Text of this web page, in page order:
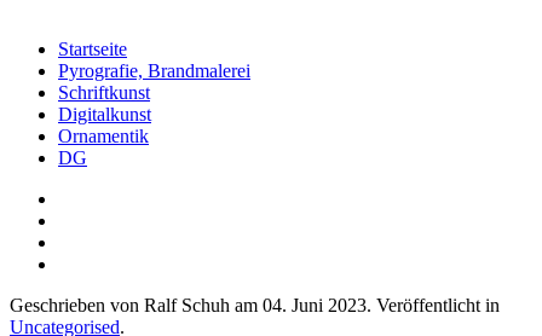
Startseite
Pyrografie, Brandmalerei
Schriftkunst
Digitalkunst
Ornamentik
DG
Geschrieben von Ralf Schuh am 04. Juni 2023. Veröffentlicht in
Uncategorised.